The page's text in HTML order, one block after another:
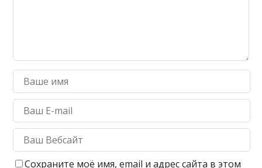
Сохраните моё имя, email и адрес сайта в этом